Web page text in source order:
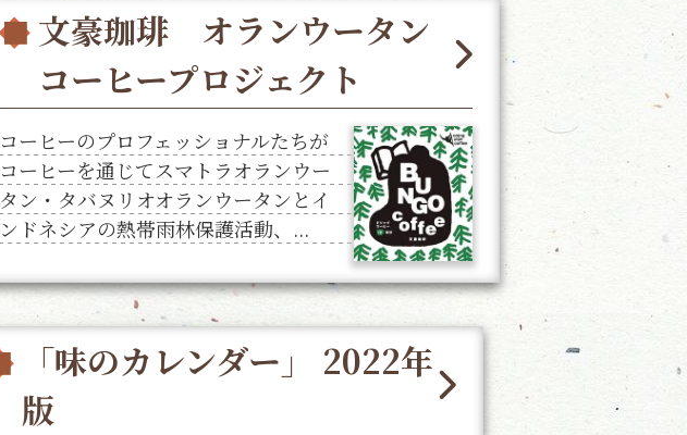
文豪珈琲 オランウータン
コーヒープロジェクト
コーヒーのプロフェッショナルたちが
コーヒーを通じてスマトラオランウー
タン・タバヌリオオランウータンとイ
ンドネシアの熱帯雨林保護活動、...
「味のカレンダー」 2022年
版